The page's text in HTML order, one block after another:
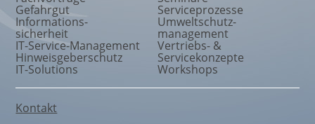
Gefahrgut
Informations-
sicherheit
IT-Service-Management
Hinweisgeberschutz
IT-Solutions
Serviceprozesse
Umweltschutz-
management
Vertriebs- &
Servicekonzepte
Workshops
Kontakt